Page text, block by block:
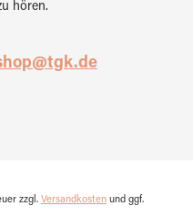
hören.
zzgl. Versandkosten und ggf.